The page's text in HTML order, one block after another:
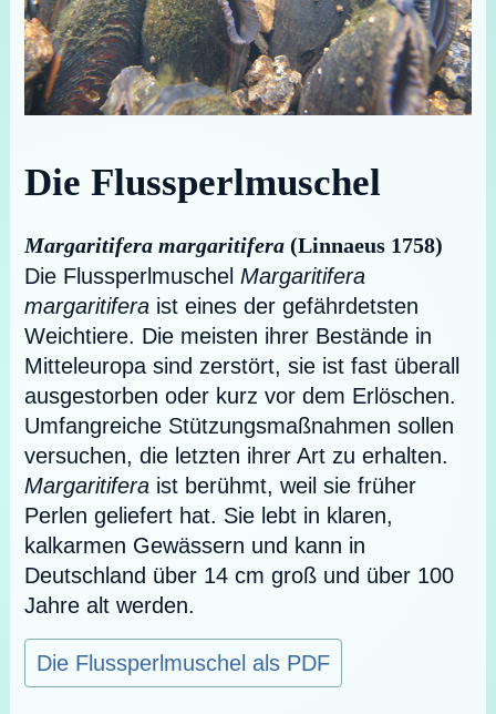
Die Flussperlmuschel
Margaritifera margaritifera (Linnaeus 1758)
Die FlussperlmuschelMargaritifera
margaritifera ist eines der gefährdetsten
Weichtiere. Die meisten ihrer Bestände in
Mitteleuropa sind zerstört, sie ist fast überall
ausgestorben oder kurz vor dem Erlöschen.
Umfangreiche Stützungsmaßnahmen sollen
versuchen, die letzten ihrer Art zu erhalten.
Margaritifera ist berühmt, weil sie früher
Perlen geliefert hat. Sie lebt in klaren,
kalkarmen Gewässern und kann in
Deutschland über 14 cm groß und über 100
Jahre alt werden.
Die Flussperlmuschel als PDF